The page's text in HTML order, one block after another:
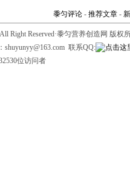
黍匀评论 - 推荐文章 -
Right Reserved·黍匀营养创造网 版权
shuyunyy@163.com 联系QQ:
位访问者